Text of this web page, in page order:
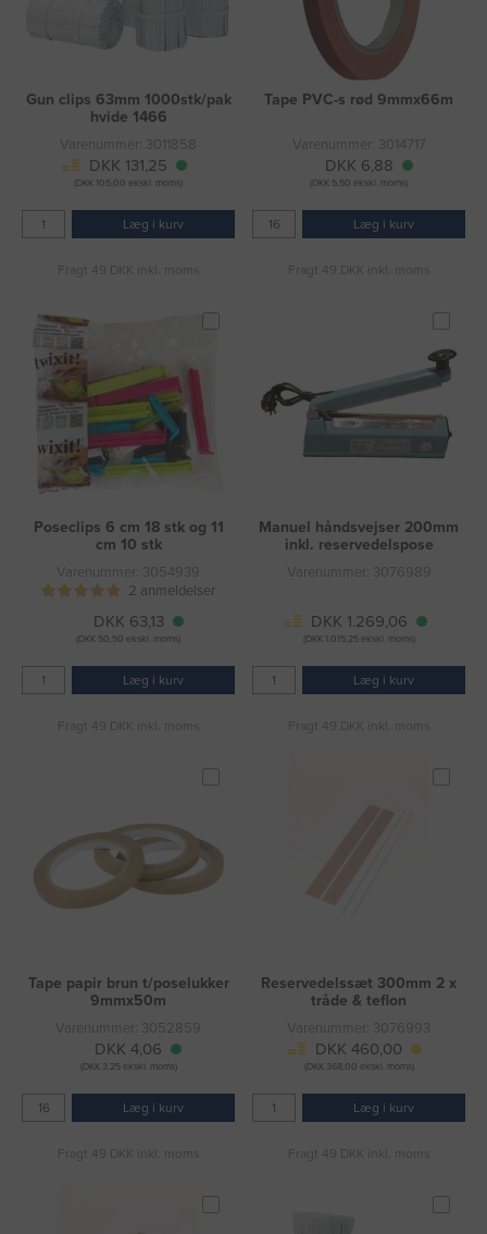
Gun clips 63mm 1000stk/pak
hvide 1466
Varenummer: 3011858
DKK 131,25
(DKK 105,00 ekskl. moms)
Læg i kurv
Fragt 49 DKK inkl. moms
Tape PVC-s rød 9mmx66m
Varenummer: 3014717
DKK 6,88
(DKK 5,50 ekskl. moms)
Læg i kurv
Fragt 49 DKK inkl. moms
Poseclips 6 cm 18 stk og 11
cm 10 stk
Varenummer: 3054939
2 anmeldelser
DKK 63,13
(DKK 50,50 ekskl. moms)
Læg i kurv
Fragt 49 DKK inkl. moms
Manuel håndsvejser 200mm
inkl. reservedelspose
Varenummer: 3076989
DKK 1.269,06
(DKK 1.015,25 ekskl. moms)
Læg i kurv
Fragt 49 DKK inkl. moms
Tape papir brun t/poselukker
9mmx50m
Varenummer: 3052859
DKK 4,06
(DKK 3,25 ekskl. moms)
Læg i kurv
Fragt 49 DKK inkl. moms
Reservedelssæt 300mm 2 x
tråde & teflon
Varenummer: 3076993
DKK 460,00
(DKK 368,00 ekskl. moms)
Læg i kurv
Fragt 49 DKK inkl. moms